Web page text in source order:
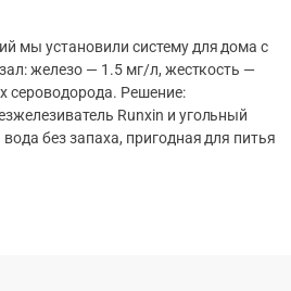
мы установили систему для дома с
железо — 1.5 мг/л, жесткость —
сероводорода. Решение:
Runxin и угольный
без запаха, пригодная для питья